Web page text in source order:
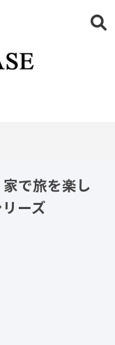
で旅を楽し
ーズ